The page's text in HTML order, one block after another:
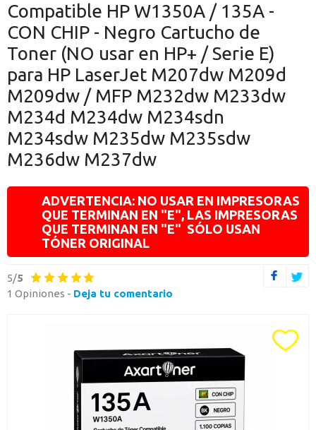
Toda la informacion
Recibe nuestras promociones y ofertas suscribiéndote a nuestro
Ventajas para miembros
Accede a descuentos exclusivos y ofertas en toda la gama de
consumibles e informática.
Continuar con Google
Continuar con PayPal
Nueva cuenta
Crea una cuenta en Axartoner.com y podrás realizar tus compras
rápidamente, revisar el estado de tus pedidos y consultar
operaciones.
Compatible HP W1350A / 135A -
CON CHIP - Negro Cartucho de
Toner (NO usar en HP+ / Serie E)
para HP LaserJet M207dw M209d
M209dw / MFP M232dw M233dw
M234d M234dw M234sdn
M234sdw M235dw M235sdw
M236dw M237dw
ADVERTENCIA: NO USAR EN IMPRESORAS
QUE TERMINAN EN "E", LAS IMPRESORAS
QUE TERMINAN EN "E" SÓLO USAN
TÓNER ORIGINAL
5/5
1 Opiniones - Deja tu comentario